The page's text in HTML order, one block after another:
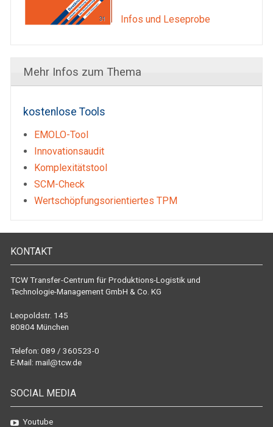
Infos und Leseprobe
Mehr Infos zum Thema
kostenlose Tools
EMOLO-Tool
Innovationsaudit
Komplexitätstool
SCM-Check
Wertschöpfungsorientiertes TPM
KONTAKT
TCW Transfer-Centrum für Produktions-Logistik und
Technologie-Management GmbH & Co. KG
Leopoldstr. 145
80804 München
Telefon: 089 / 360523-0
E-Mail: mail@tcw.de
SOCIAL MEDIA
Youtube